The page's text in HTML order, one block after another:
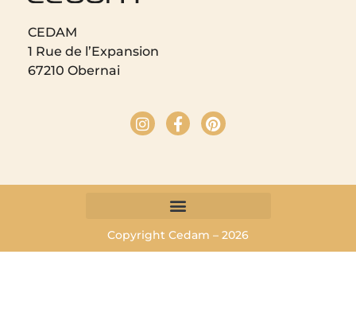
CEDAM
1 Rue de l’Expansion
67210 Obernai
Copyright Cedam – 2026